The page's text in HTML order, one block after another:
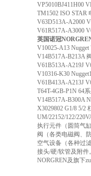
VP5010BJ411H00
TM1502 ISO STAR
V63D513A-A2000
V61R517A-A3000
英国诺冠
V10025-A13
V14B517A-B213A
V61B513A-A219J
V10316-K30
V61B413A-A213J
T64T-4GB-P1N 64
V14B517A-B300A
X3029802 G1/8 5/2
UM/22152/122/
执行元件（圆筒气
阀（各类电磁阀、
空气设备（各种过
接头/硬/软管及附件。
NORGREN及旗下